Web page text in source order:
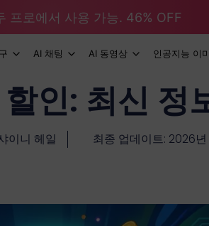
프로에서 사용 가능. 46% OFF
AI 채팅 AI 동영상 인공지능 이
인: 최신 정
이니 헤일 최종 업데이트: 2026